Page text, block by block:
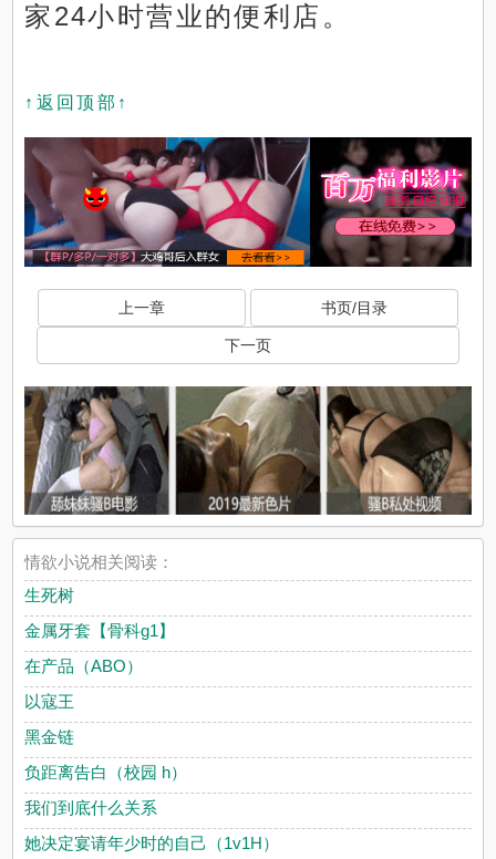
家24小时营业的便利店。
↑返回顶部↑
上一章 书页/目录
下一页
情欲小说相关阅读：
生死树
金属牙套【骨科g1】
在产品（ABO）
以寇王
黑金链
负距离告白（校园 h）
我们到底什么关系
她决定宴请年少时的自己（1v1H）